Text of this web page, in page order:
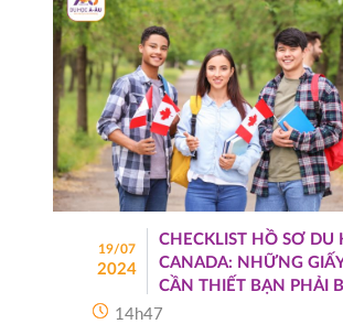
04/03/2026
15h00
Mỹ WRIGHT STATE
ĐĂNG KÝ
07/10/2025
14h30
Canada TỔ CHỨC ICEAP
ĐĂNG KÝ
Canada
YORKVILLE UNIVERSITY
19/07
2024
CHECKLIST HỒ SƠ DU
CANADA: NHỮNG
CẦN THIẾT BẠN PHẢI
14h47